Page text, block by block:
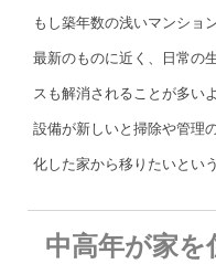
もし築年数の浅いマンショ
最新のものに近く、日常の
スも解消されることが多い
設備が新しいと掃除や管理
化した家から移りたいとい
中高年が家を